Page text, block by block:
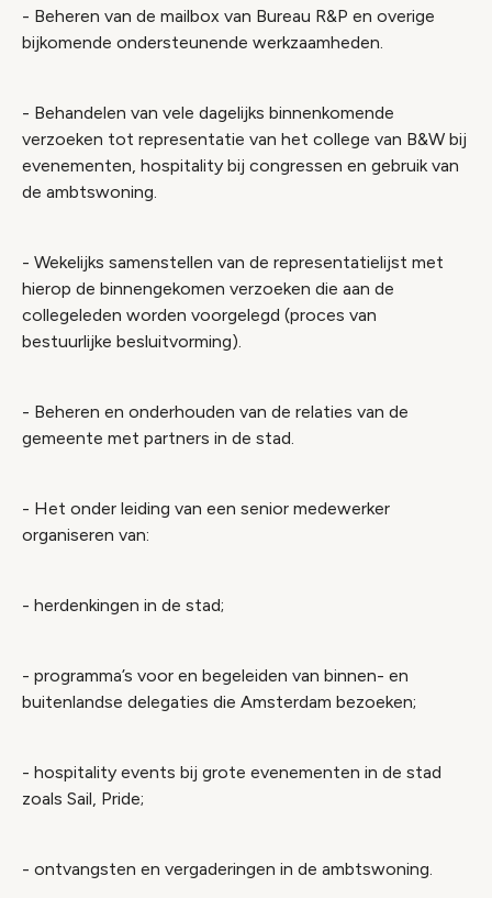
- Beheren van de mailbox van Bureau R&P en overige
bijkomende ondersteunende werkzaamheden.
- Behandelen van vele dagelijks binnenkomende
verzoeken tot representatie van het college van B&W bij
evenementen, hospitality bij congressen en gebruik van
de ambtswoning.
- Wekelijks samenstellen van de representatielijst met
hierop de binnengekomen verzoeken die aan de
collegeleden worden voorgelegd (proces van
bestuurlijke besluitvorming).
- Beheren en onderhouden van de relaties van de
gemeente met partners in de stad.
- Het onder leiding van een senior medewerker
organiseren van:
- herdenkingen in de stad;
- programma’s voor en begeleiden van binnen- en
buitenlandse delegaties die Amsterdam bezoeken;
- hospitality events bij grote evenementen in de stad
zoals Sail, Pride;
- ontvangsten en vergaderingen in de ambtswoning.